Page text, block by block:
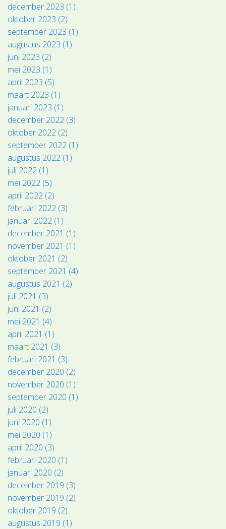
december 2023 (1)
oktober 2023 (2)
september 2023 (1)
augustus 2023 (1)
juni 2023 (2)
mei 2023 (1)
april 2023 (5)
maart 2023 (1)
januari 2023 (1)
december 2022 (3)
oktober 2022 (2)
september 2022 (1)
augustus 2022 (1)
juli 2022 (1)
mei 2022 (5)
april 2022 (2)
februari 2022 (3)
januari 2022 (1)
december 2021 (1)
november 2021 (1)
oktober 2021 (2)
september 2021 (4)
augustus 2021 (2)
juli 2021 (3)
juni 2021 (2)
mei 2021 (4)
april 2021 (1)
maart 2021 (3)
februari 2021 (3)
december 2020 (2)
november 2020 (1)
september 2020 (1)
juli 2020 (2)
juni 2020 (1)
mei 2020 (1)
april 2020 (3)
februari 2020 (1)
januari 2020 (2)
december 2019 (3)
november 2019 (2)
oktober 2019 (2)
augustus 2019 (1)